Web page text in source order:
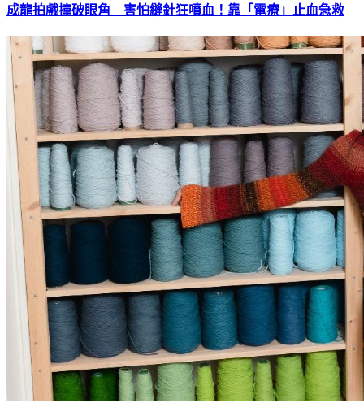
成龍拍戲撞破眼角 害怕縫針狂噴血！靠「電療」止血急救